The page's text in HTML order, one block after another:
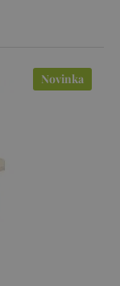
Novinka